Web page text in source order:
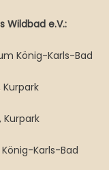
Wildbad e.V.:
König-Karls-Bad
Kurpark
Kurpark
König-Karls-Bad